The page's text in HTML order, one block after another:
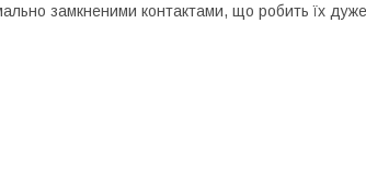
замкненими контактами, що робить їх дуже